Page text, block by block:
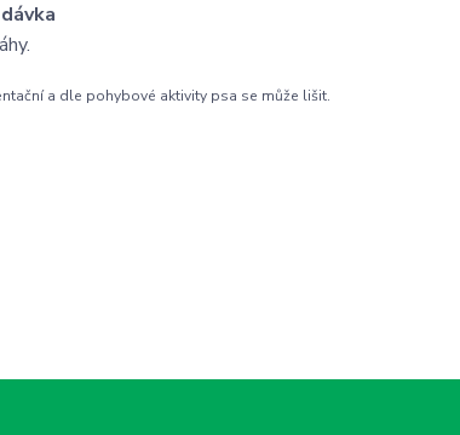
a dle pohybové aktivity psa se může lišit.